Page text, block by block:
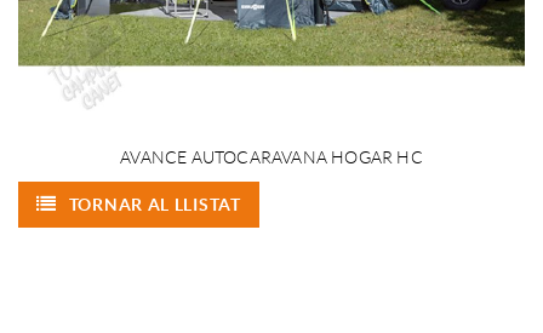
AVANCE AUTOCARAVANA HOGAR HC
TORNAR AL LLISTAT